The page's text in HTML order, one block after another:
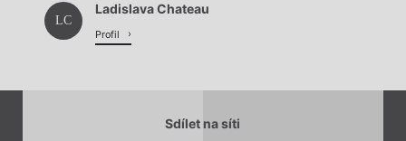
LC
Ladislava Chateau
Profil
Sdílet na síti